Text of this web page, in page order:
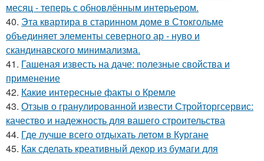
месяц - теперь с обновлённым интерьером.
40. Эта квартира в старинном доме в Стокгольме
объединяет элементы северного ар - нуво и
скандинавского минимализма.
41. Гашеная известь на даче: полезные свойства и
применение
42. Какие интересные факты о Кремле
43. Отзыв о гранулированной извести Стройторгсервис:
качество и надежность для вашего строительства
44. Где лучше всего отдыхать летом в Кургане
45. Как сделать креативный декор из бумаги для